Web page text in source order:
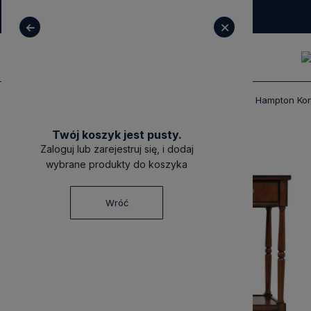
sklep@decoratore.pl
Twój koszyk jest pusty.
Zaloguj lub zarejestruj się, i dodaj
wybrane produkty do koszyka
Wróć
Hampton